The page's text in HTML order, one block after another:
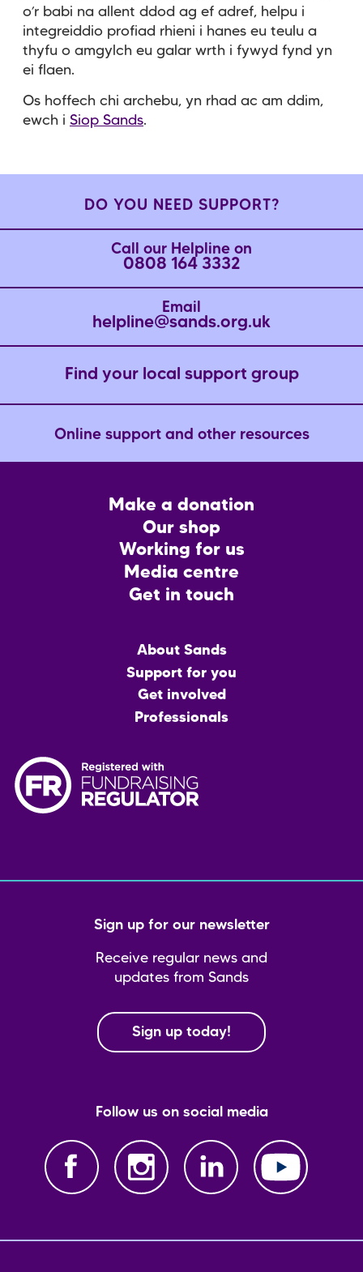
o’r babi na allent ddod ag ef adref, helpu i
integreiddio profiad rhieni i hanes eu teulu a
thyfu o amgylch eu galar wrth i fywyd fynd yn
ei flaen.
Os hoffech chi archebu, yn rhad ac am ddim,
ewch i Siop Sands.
DO YOU NEED SUPPORT?
Call our Helpline on
0808 164 3332
Email
helpline@sands.org.uk
Find your local support group
Online support and other resources
Make a donation
Our shop
Working for us
Media centre
Get in touch
About Sands
Support for you
Get involved
Professionals
Sign up for our newsletter
Receive regular news and
updates from Sands
Sign up today!
Follow us on social media